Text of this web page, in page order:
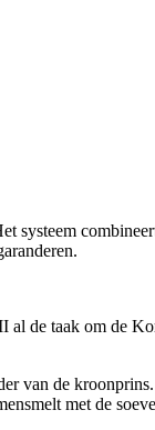
systeem
al de taak om de
van de
met de